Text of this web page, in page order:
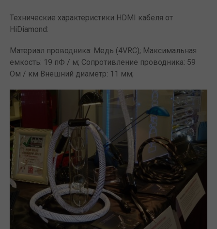
Технические характеристики HDMI кабеля от
HiDiamond:
Материал проводника: Медь (4VRC); Максимальная
емкость: 19 пФ / м; Сопротивление проводника: 59
Ом / км Внешний диаметр: 11 мм;